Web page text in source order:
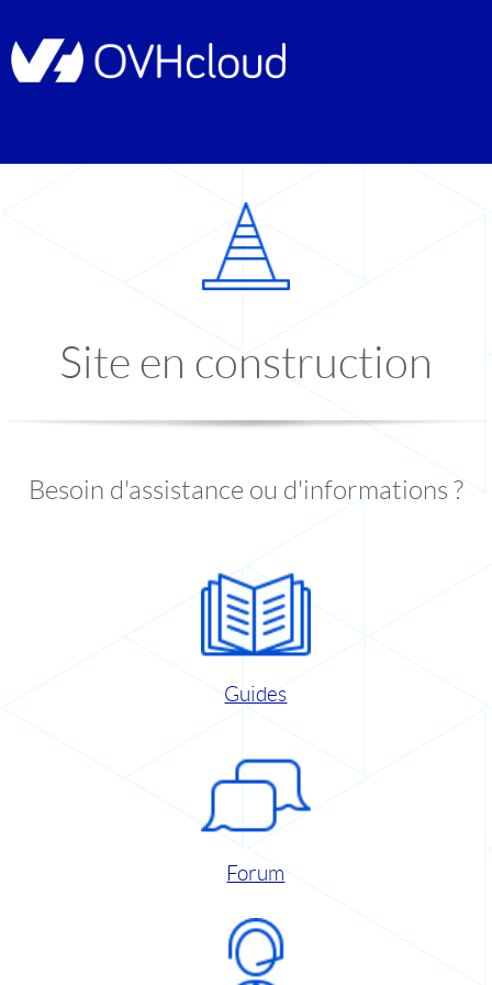
Site en construction
Besoin d'assistance ou d'informations ?
Guides
Forum